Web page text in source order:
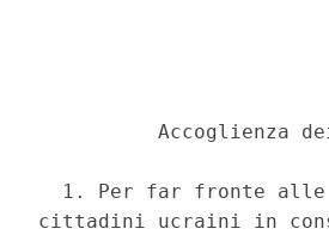
Accoglienza
1. Per far fronte
cittadini ucraini in